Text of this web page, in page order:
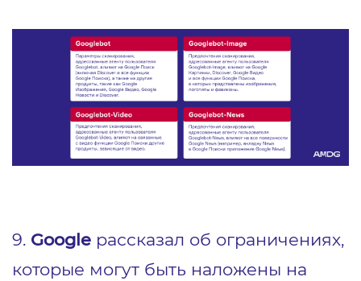
9. Google рассказал об ограничениях,
которые могут быть наложены на